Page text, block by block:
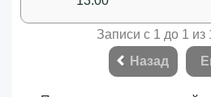
Записи с 1 до 1 из
Назад